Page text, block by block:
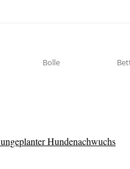
Bolle
ungeplanter Hundenachwuchs